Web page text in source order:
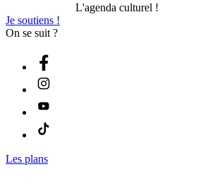
L'agenda culturel !
Je soutiens !
On se suit ?
Les plans